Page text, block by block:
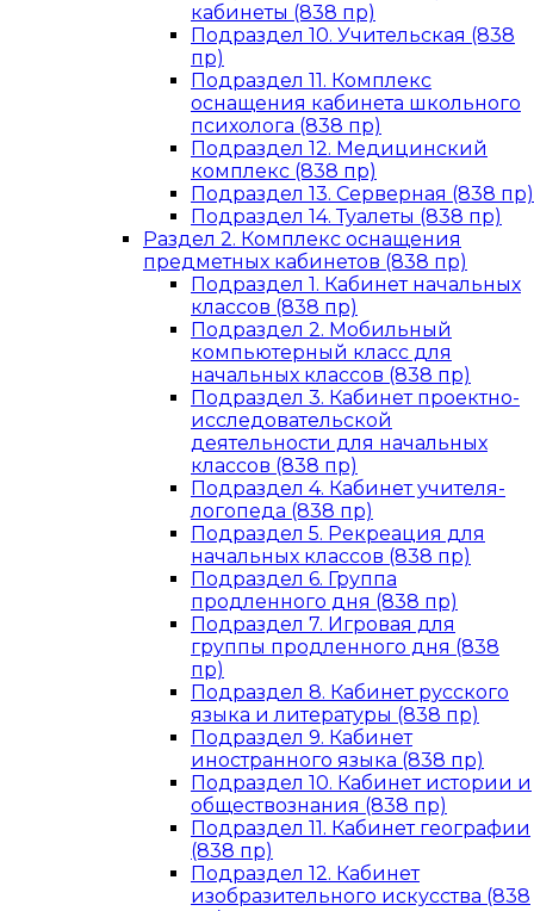
кабинеты (838 пр)
Подраздел 10. Учительская (838
пр)
Подраздел 11. Комплекс
оснащения кабинета школьного
психолога (838 пр)
Подраздел 12. Медицинский
комплекс (838 пр)
Подраздел 13. Серверная (838 пр)
Подраздел 14. Туалеты (838 пр)
Раздел 2. Комплекс оснащения
предметных кабинетов (838 пр)
Подраздел 1. Кабинет начальных
классов (838 пр)
Подраздел 2. Мобильный
компьютерный класс для
начальных классов (838 пр)
Подраздел 3. Кабинет проектно-
исследовательской
деятельности для начальных
классов (838 пр)
Подраздел 4. Кабинет учителя-
логопеда (838 пр)
Подраздел 5. Рекреация для
начальных классов (838 пр)
Подраздел 6. Группа
продленного дня (838 пр)
Подраздел 7. Игровая для
группы продленного дня (838
пр)
Подраздел 8. Кабинет русского
языка и литературы (838 пр)
Подраздел 9. Кабинет
иностранного языка (838 пр)
Подраздел 10. Кабинет истории и
обществознания (838 пр)
Подраздел 11. Кабинет географии
(838 пр)
Подраздел 12. Кабинет
изобразительного искусства (838